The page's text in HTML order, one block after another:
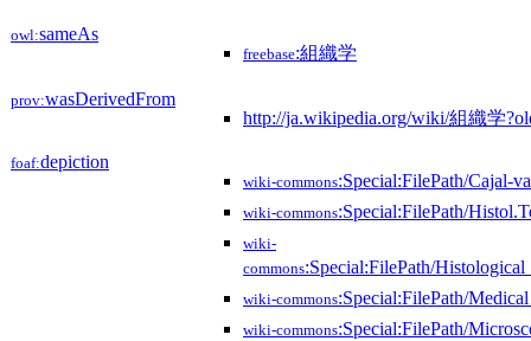
owl:sameAs
freebase:組織学
prov:wasDerivedFrom
http://ja.wikipedia.org/wiki/組織学
foaf:depiction
wiki-commons:Special:FilePath/Cajal-
wiki-commons:Special:FilePath/
wiki-
commons:Special:FilePath/
wiki-commons:Special:FilePath/
wiki-commons:Special:FilePath/